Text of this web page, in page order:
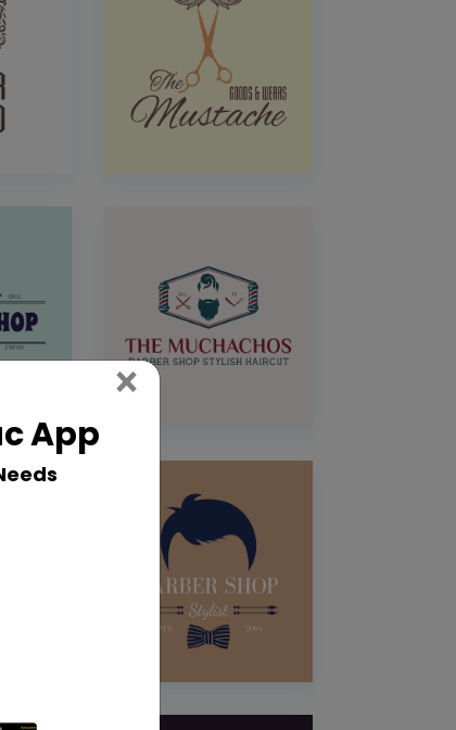
App
× Close